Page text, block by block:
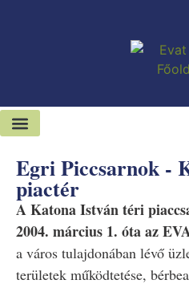
Egri Piccsarnok -
piactér
A Katona István téri
2004. március 1. óta az
a város tulajdonában lévő
területek működtetése,